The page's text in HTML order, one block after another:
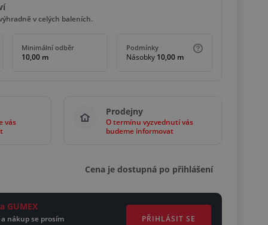
v celých baleních.
Minimální odběr
10,00 m
Podmínky
Násobky 10,00 m
vás
Prodejny
O termínu vyzvednutí vás
budeme informovat
Cena je dostupná po přihlášení
GUMEX
nákup se prosím
PŘIHLÁSIT SE